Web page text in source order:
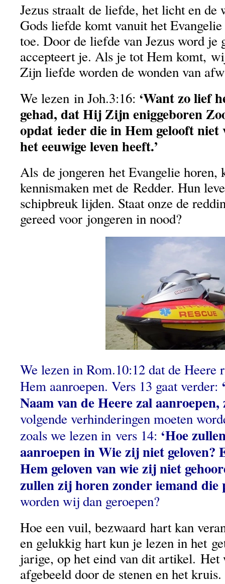
Jezus straalt de liefde, het licht en de
Gods liefde komt vanuit het
toe. Door de liefde van Jezus word je
accepteert je. Als je tot Hem komt,
Zijn liefde worden de wonden van
We lezen in Joh.3:16: ‘Want zo lief
gehad, dat Hij Zijn eniggeboren
opdat ieder die in Hem gelooft niet
het eeuwige leven heeft.’
Als de jongeren het Evangelie horen,
kennismaken met de Redder. Hun
schipbreuk lijden. Staat onze de
gereed voor jongeren in nood?
We lezen in Rom.10:12 dat de
Hem aanroepen. Vers 13 gaat verder:
Naam van de Heere zal aanroepen,
volgende verhinderingen moeten
zoals we lezen in vers 14: ‘Hoe
aanroepen in Wie zij niet geloven?
Hem geloven van wie zij niet
zullen zij horen zonder iemand die
worden wij dan geroepen?
Hoe een vuil, bezwaard hart kan
en gelukkig hart kun je lezen in het
jarige, op het eind van dit artikel. Het
afgebeeld door de stenen en het kruis.